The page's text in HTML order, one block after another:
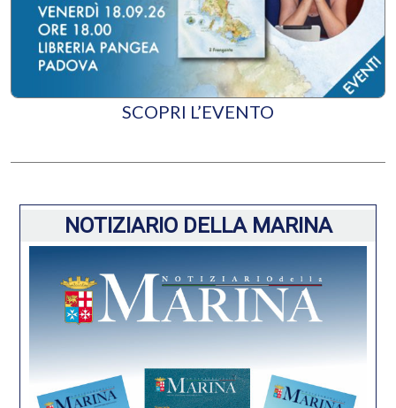
SCOPRI L’EVENTO
NOTIZIARIO DELLA MARINA